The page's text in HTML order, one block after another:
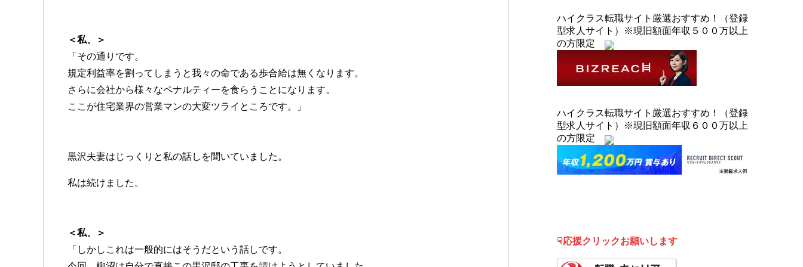
＜私、＞
「その通りです。
規定利益率を割ってしまうと我々の命である歩合給は無くなります。
さらに会社から様々なペナルティーを食らうことになります。
ここが住宅業界の営業マンの大変ツライところです。」
黒沢夫妻はじっくりと私の話しを聞いていました。
私は続けました。
＜私、＞
「しかしこれは一般的にはそうだという話しです。
ハイクラス転職サイト厳選おすすめ！（登録
型求人サイト）※現旧額面年収５００万以上
の方限定
ハイクラス転職サイト厳選おすすめ！（登録
型求人サイト）※現旧額面年収６００万以上
の方限定
☟応援クリックお願いします